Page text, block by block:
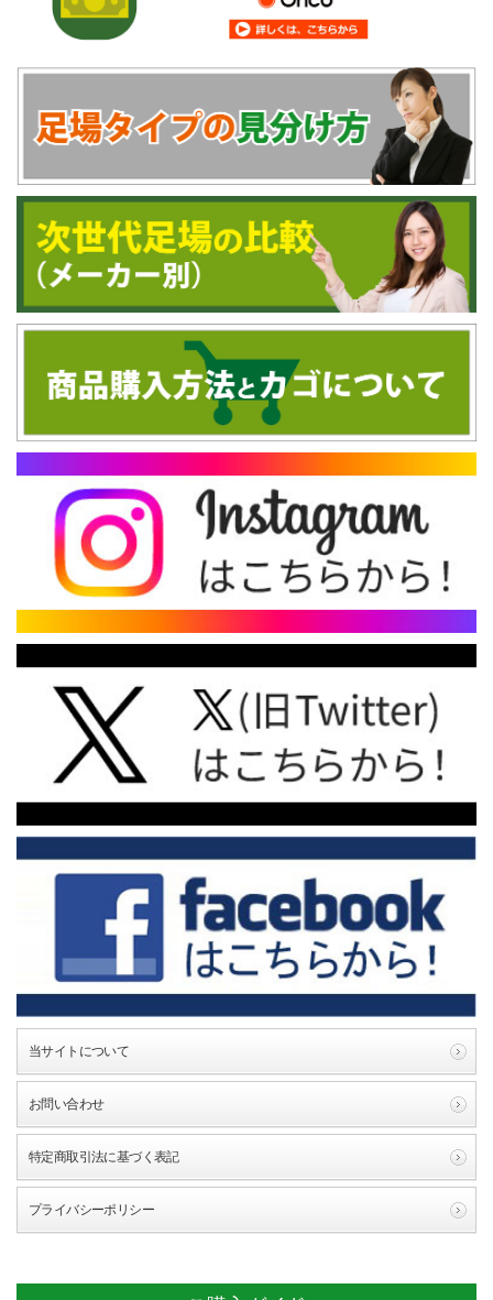
当サイトについて
お問い合わせ
特定商取引法に基づく表記
プライバシーポリシー